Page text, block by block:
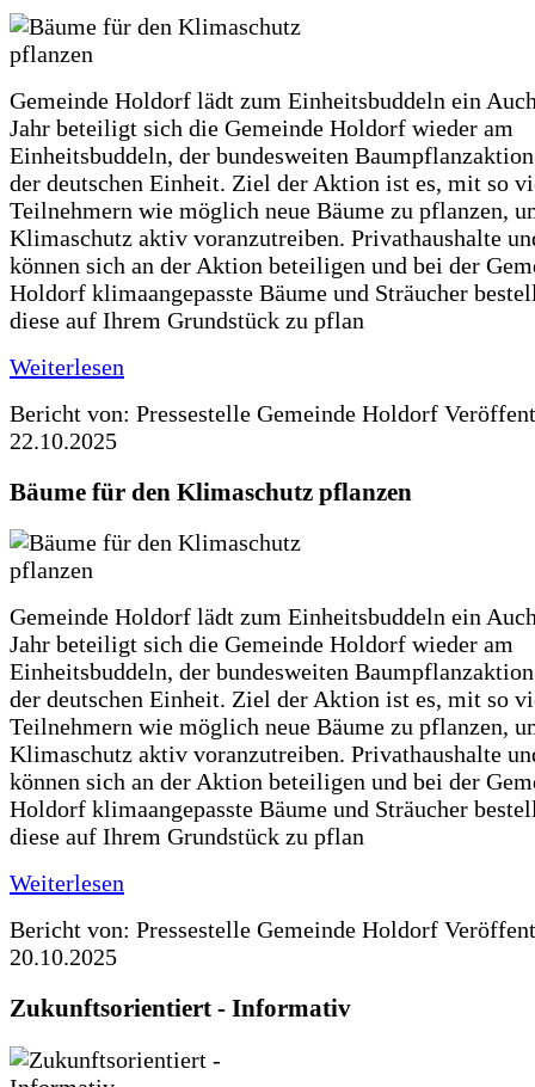
Gemeinde Holdorf lädt zum Einheitsbuddeln ein
Jahr beteiligt sich die Gemeinde Holdorf wieder am
Einheitsbuddeln, der bundesweiten
der deutschen Einheit. Ziel der Aktion ist es, mit so
Teilnehmern wie möglich neue Bäume zu pflanzen,
Klimaschutz aktiv voranzutreiben. Privathaushalte
können sich an der Aktion beteiligen und bei der
Holdorf klimaangepasste Bäume und Sträucher
diese auf Ihrem Grundstück zu pflan
Weiterlesen
Bericht von: Pressestelle Gemeinde Holdorf
22.10.2025
Bäume für den Klimaschutz pflanzen
Gemeinde Holdorf lädt zum Einheitsbuddeln ein
Jahr beteiligt sich die Gemeinde Holdorf wieder am
Einheitsbuddeln, der bundesweiten
der deutschen Einheit. Ziel der Aktion ist es, mit so
Teilnehmern wie möglich neue Bäume zu pflanzen,
Klimaschutz aktiv voranzutreiben. Privathaushalte
können sich an der Aktion beteiligen und bei der
Holdorf klimaangepasste Bäume und Sträucher
diese auf Ihrem Grundstück zu pflan
Weiterlesen
Bericht von: Pressestelle Gemeinde Holdorf
20.10.2025
Zukunftsorientiert - Informativ